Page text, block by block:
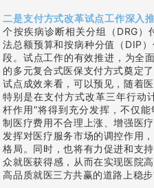
二是支付方式改革试点工作深入推
个按疾病诊断相关分组（DRG
法总额预算和按病种分值（DIP
段。试点工作的有效推进，为全
的多元复合式医保支付方式奠定
试点成效来看，可以预见，随着
特别是在支付方式改革三年行动
杆作用”将得到充分发挥，不仅
制医疗费用不合理上涨、增强医
发挥对医疗服务市场的调控作用
格局。同时，也将有力促进和支
众就医获得感，从而在实现医院
高品质就医三方共赢的道路上稳步